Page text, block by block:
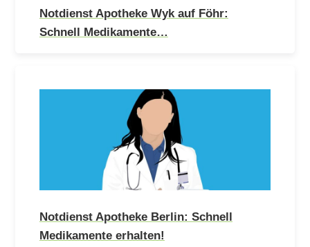
Notdienst Apotheke Wyk auf Föhr:
Schnell Medikamente…
Notdienst Apotheke Berlin: Schnell
Medikamente erhalten!